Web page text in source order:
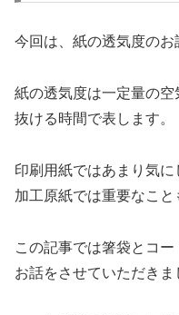
今回は、紙の透気度のお
紙の透気度は一定量の空
抜ける時間で表します。
印刷用紙ではあまり気に
加工原紙では重要なこと
この記事では箸袋とコー
お話をさせていただきま